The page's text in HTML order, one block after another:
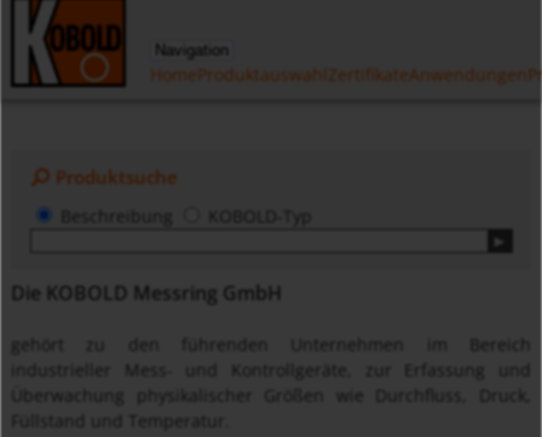
Navigation
HomeProduktauswahl ZertifikateAnwendungen
Produktsuche
KOBOLD-Typ
Die KOBOLD Messring GmbH
gehört zu den führenden Unternehmen im Bereich
industrieller Mess- und Kontrollgeräte, zur Erfassung und
Überwachung physikalischer Größen wie Durchfluss, Druck,